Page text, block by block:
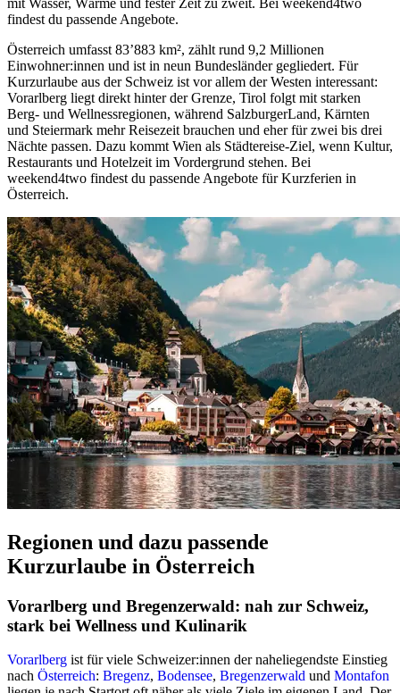
findest du passende Angebote.
Österreich umfasst 83’883 km², zählt rund 9,2 Millionen
Einwohner:innen und ist in neun Bundesländer gegliedert. Für
Kurzurlaube aus der Schweiz ist vor allem der Westen interessant:
Vorarlberg liegt direkt hinter der Grenze, Tirol folgt mit starken
Berg- und Wellnessregionen, während SalzburgerLand, Kärnten
und Steiermark mehr Reisezeit brauchen und eher für zwei bis drei
Nächte passen. Dazu kommt Wien als Städtereise-Ziel, wenn Kultur,
Restaurants und Hotelzeit im Vordergrund stehen. Bei
weekend4two findest du passende Angebote für Kurzferien in
Österreich.
Regionen und dazu passende
Kurzurlaube in Österreich
Vorarlberg und Bregenzerwald: nah zur Schweiz,
stark bei Wellness und Kulinarik
Vorarlberg ist für viele Schweizer:innen der naheliegendste Einstieg
nach Österreich: Bregenz, Bodensee, Bregenzerwald und Montafon